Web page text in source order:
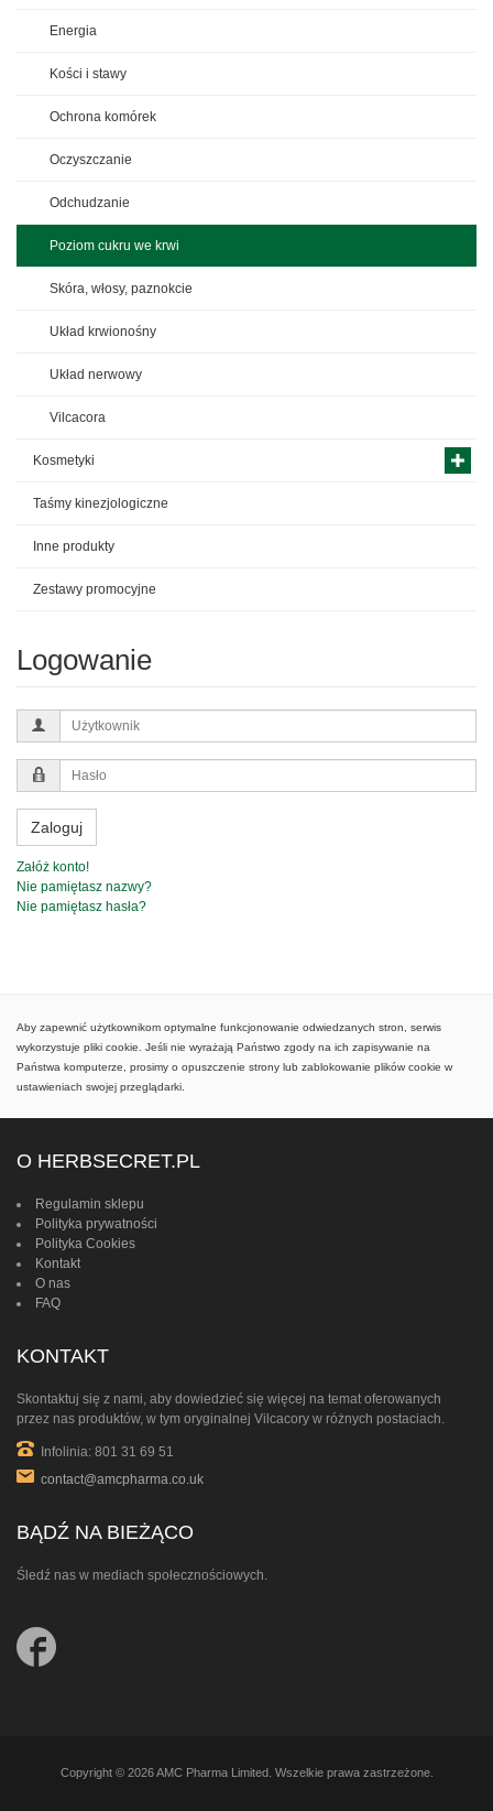
Energia
Kości i stawy
Ochrona komórek
Oczyszczanie
Odchudzanie
Poziom cukru we krwi
Skóra, włosy, paznokcie
Układ krwionośny
Układ nerwowy
Vilcacora
Kosmetyki
Taśmy kinezjologiczne
Inne produkty
Zestawy promocyjne
Logowanie
Użytkownik
Hasło
Zaloguj
Załóż konto!
Nie pamiętasz nazwy?
Nie pamiętasz hasła?
Aby zapewnić użytkownikom optymalne funkcjonowanie odwiedzanych stron, serwis
wykorzystuje pliki cookie. Jeśli nie wyrażają Państwo zgody na ich zapisywanie na
Państwa komputerze, prosimy o opuszczenie strony lub zablokowanie plików cookie w
ustawieniach swojej przeglądarki.
O HERBSECRET.PL
Regulamin sklepu
Polityka prywatności
Polityka Cookies
Kontakt
O nas
FAQ
KONTAKT
Skontaktuj się z nami, aby dowiedzieć się więcej na temat oferowanych
przez nas produktów, w tym oryginalnej Vilcacory w różnych postaciach.
Infolinia: 801 31 69 51
contact@amcpharma.co.uk
BĄDŹ NA BIEŻĄCO
Śledź nas w mediach społecznościowych.
us
Copyright © 2026 AMC Pharma Limited. Wszelkie prawa zastrzeżone.